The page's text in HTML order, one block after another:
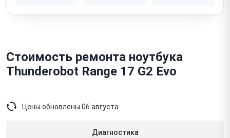
Стоимость ремонта ноутбука
Thunderobot Range 17 G2 Evo
Цены обновлены 06 августа
Диагностика